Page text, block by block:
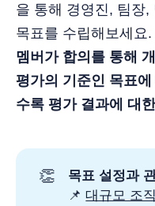
을 통해 경영진, 팀장,
목표를 수립해보세요.
멤버가 합의를 통해
평가의 기준인 목표
수록 평가 결과에 대
👏
목표 설정과
📌대규모 조